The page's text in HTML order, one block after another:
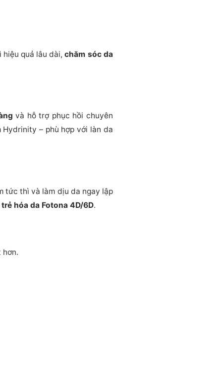
hiệu quả lâu dài,chăm sóc da
và hỗ trợ phục hồi chuyên
– phù hợp với làn da
tức thì và làm dịu da ngay lập
hóa da Fotona 4D/6D.
hơn.